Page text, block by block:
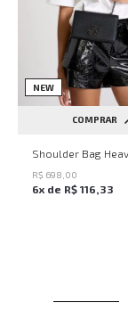
NEW
COMPRAR
UN
R$ 698 00
6x de R$ 116 33